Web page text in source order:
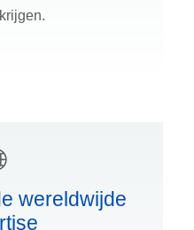
wereldwijde